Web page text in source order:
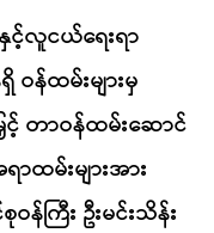
င့်လူငယ်ရေးရာ
ဝန်ထမ်းများမှ
င့် တာဝန်ထမ်းဆောင်
ထမ်းများအား
န်ကြီး ဦးမင်းသိန်း